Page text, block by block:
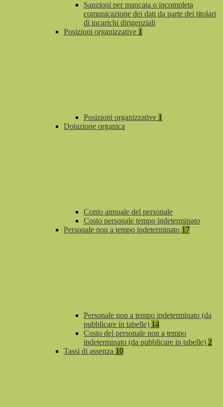
Sanzioni per mancata o incompleta
comunicazione dei dati da parte dei titolari
di incarichi dirigenziali
Posizioni organizzative 1
Posizioni organizzative 1
Dotazione organica
Conto annuale del personale
Costo personale tempo indeterminato
Personale non a tempo indeterminato 17
Personale non a tempo indeterminato (da
pubblicare in tabelle) 14
Costo del personale non a tempo
indeterminato (da pubblicare in tabelle) 2
Tassi di assenza 10